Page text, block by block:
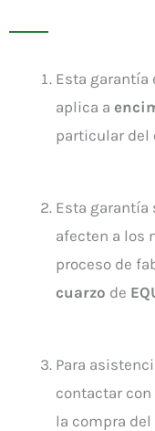
Esta garantía
aplica a
particular del
Esta garantía
afecten a los
proceso de
cuarzo de
Para
contactar
la compra